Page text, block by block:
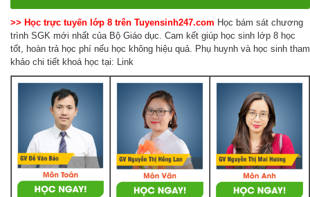
>> Học trực tuyến lớp 8 trên Tuyensinh247.com Học bám sát chương
trình SGK mới nhất của Bộ Giáo dục. Cam kết giúp học sinh lớp 8 học
tốt, hoàn trả học phí nếu học không hiệu quả. Phụ huynh và học sinh tham
khảo chi tiết khoá học tại: Link